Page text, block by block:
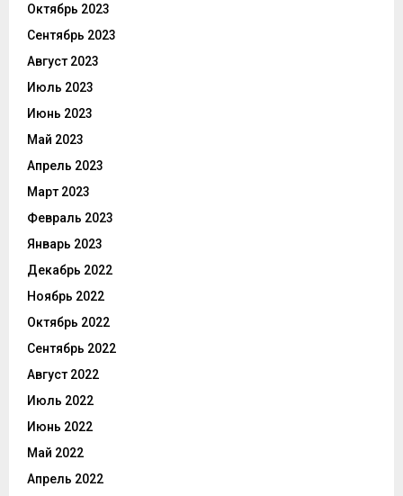
Октябрь 2023
Сентябрь 2023
Август 2023
Июль 2023
Июнь 2023
Май 2023
Апрель 2023
Март 2023
Февраль 2023
Январь 2023
Декабрь 2022
Ноябрь 2022
Октябрь 2022
Сентябрь 2022
Август 2022
Июль 2022
Июнь 2022
Май 2022
Апрель 2022